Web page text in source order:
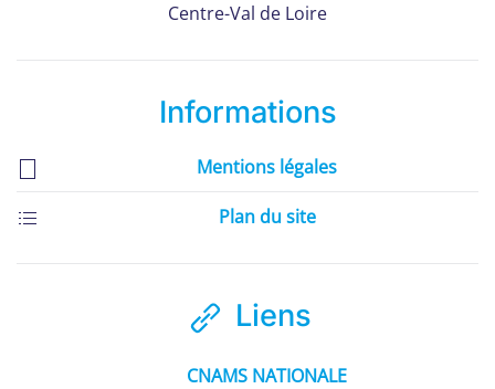
Centre-Val de Loire
Informations
Mentions légales
Plan du site
Liens
CNAMS NATIONALE